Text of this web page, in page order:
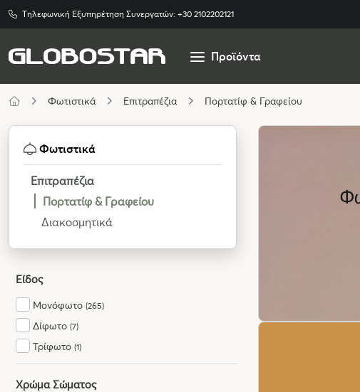
Τηλεφωνική Εξυπηρέτηση Συνεργατών: +30 2102202121
Προϊόντα
Φωτιστικά Επιτραπέζια Πορτατίφ & Γραφείου
Φωτιστικά
Επιτραπέζια
Πορτατίφ & Γραφείου
Διακοσμητικά
Είδος
Μονόφωτο (265)
Δίφωτο (7)
Τρίφωτο (1)
Χρώμα Σώματος